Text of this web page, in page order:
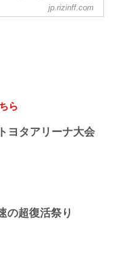
することがありますので
JR上野東京ライン（宇都
「さいたま新都心」駅か
）さいたまスーパーアリー
ムで視聴しよう！
配信媒体 番組名・その
〜 RIZIN FF公式
jp.rizinff.com
ら
ヨタアリーナ大会
の超復活祭り